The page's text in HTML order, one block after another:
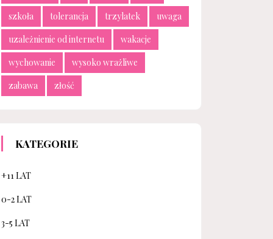
szkoła
tolerancja trzylatek
uwaga
uzależnienie od internetu
wakacje
wychowanie
wysoko wrażliwe
zabawa
złość
KATEGORIE
+11 LAT
0-2 LAT
3-5 LAT